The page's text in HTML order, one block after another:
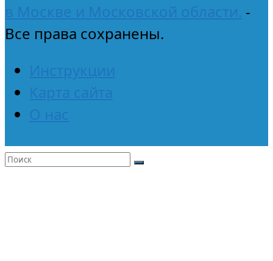
в Москве и Московской области. -
Все права сохранены.
Инструкции
Карта сайта
О нас